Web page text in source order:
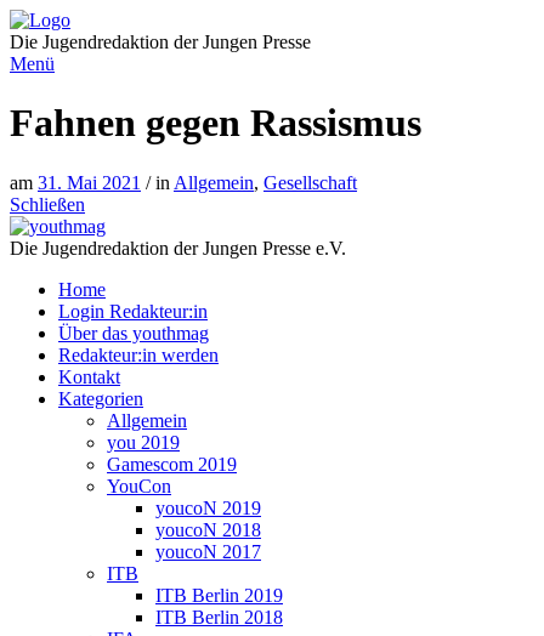
Direkt
zum
Inhalt
Die Jugendredaktion der Jungen Presse
Menü
Fahnen gegen Rassismus
am 31. Mai 2021 / in Allgemein, Gesellschaft
Schließen
Die Jugendredaktion der Jungen Presse e.V.
Home
Login Redakteur:in
Über das youthmag
Redakteur:in werden
Kontakt
Kategorien
Allgemein
you 2019
Gamescom 2019
YouCon
youcoN 2019
youcoN 2018
youcoN 2017
ITB
ITB Berlin 2019
ITB Berlin 2018